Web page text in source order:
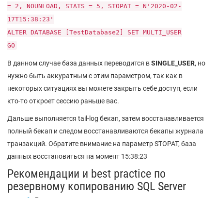
= 2, NOUNLOAD, STATS = 5, STOPAT = N'2020-02-
17T15:38:23'
ALTER DATABASE [TestDatabase2] SET MULTI_USER
GO
В данном случае база данных переводится вSINGLE_USER, но
нужно быть аккуратным с этим параметром, так как в
некоторых ситуациях вы можете закрыть себе доступ, если
кто-то откроет сессию раньше вас.
Дальше выполняется tail-log бекап, затем восстанавливается
полный бекап и следом восстанавливаются бекапы журнала
транзакций. Обратите внимание на параметр STOPAT, база
данных восстановиться на момент 15:38:23
Рекомендации и best practice по
резервному копированию SQL Server